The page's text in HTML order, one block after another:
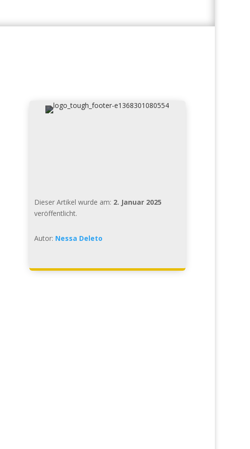
Dieser Artikel wurde am: 2. Januar 2025
veröffentlicht.
Autor: Nessa Deleto